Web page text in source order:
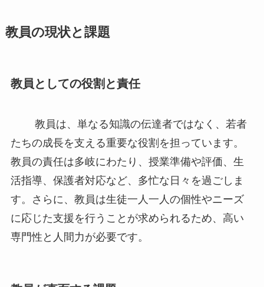
教員の現状と課題
教員としての役割と責任
教員は、単なる知識の伝達者ではなく、若者
たちの成長を支える重要な役割を担っています。
教員の責任は多岐にわたり、授業準備や評価、生
活指導、保護者対応など、多忙な日々を過ごしま
す。さらに、教員は生徒一人一人の個性やニーズ
に応じた支援を行うことが求められるため、高い
専門性と人間力が必要です。